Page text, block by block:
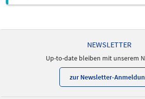
NEWSLETTER
Up-to-date bleiben mit unserem
zur Newsletter-